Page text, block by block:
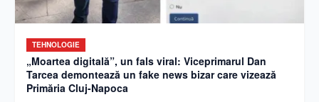
TEHNOLOGIE
„Moartea digitală”, un fals viral: Viceprimarul Dan
Tarcea demontează un fake news bizar care vizează
Primăria Cluj-Napoca